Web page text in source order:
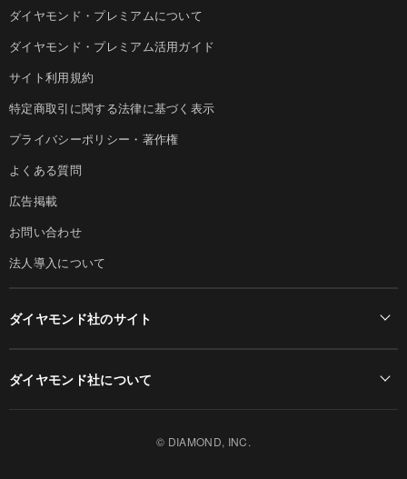
ダイヤモンド・プレミアムについて
ダイヤモンド・プレミアム活用ガイド
サイト利用規約
特定商取引に関する法律に基づく表示
プライバシーポリシー・著作権
よくある質問
広告掲載
お問い合わせ
法人導入について
ダイヤモンド社のサイト
ダイヤモンド社について
© DIAMOND, INC.